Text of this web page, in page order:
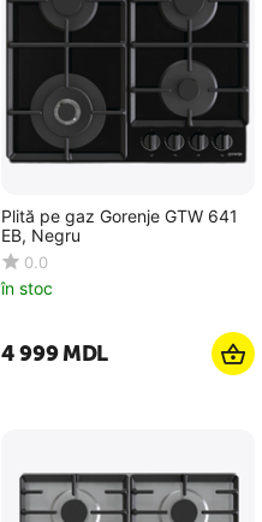
Plită pe gaz Gorenje GTW 641
EB, Negru
0.0
în stoc
4 999MDL